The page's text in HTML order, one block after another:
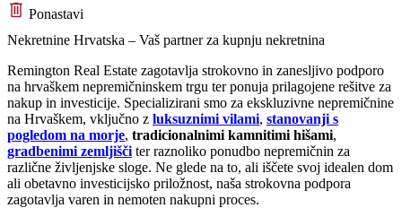
Ponastavi
Nekretnine Hrvatska – Vaš partner za kupnju nekretnina
Remington Real Estate zagotavlja strokovno in zanesljivo podporo
na hrvaškem nepremičninskem trgu ter ponuja prilagojene rešitve za
nakup in investicije. Specializirani smo za ekskluzivne nepremičnine
na Hrvaškem, vključno z luksuznimi vilami, stanovanji s
pogledom na morje, tradicionalnimi kamnitimi hišami,
gradbenimi zemljišči ter raznoliko ponudbo nepremičnin za
različne življenjske sloge. Ne glede na to, ali iščete svoj idealen dom
ali obetavno investicijsko priložnost, naša strokovna podpora
zagotavlja varen in nemoten nakupni proces.